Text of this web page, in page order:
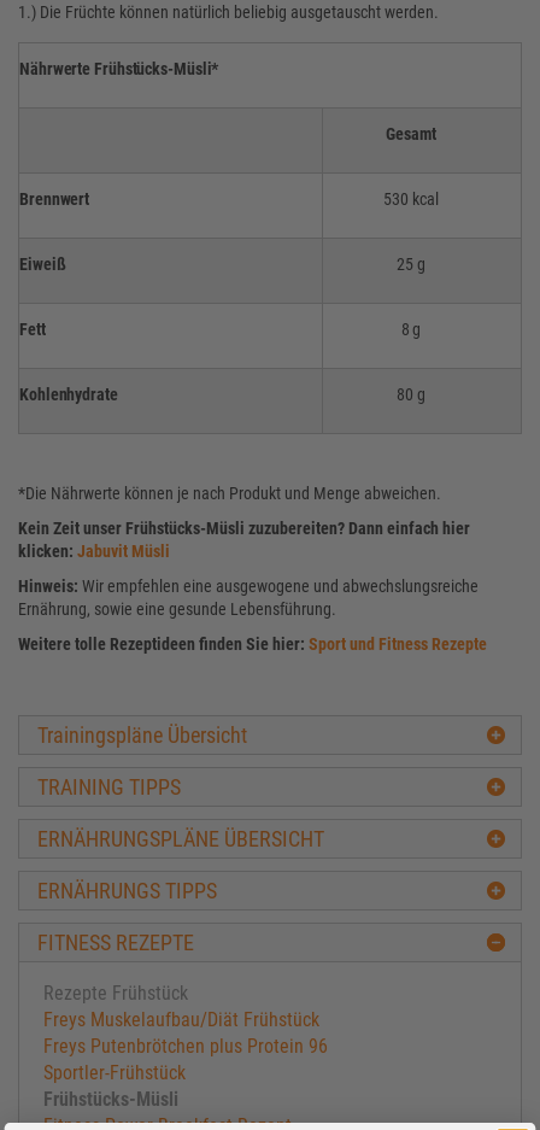
1.) Die Früchte können natürlich beliebig ausgetauscht werden.
Nährwerte Frühstücks-Müsli*
Gesamt
Brennwert 530 kcal
Eiweiß 25 g
Fett 8 g
Kohlenhydrate 80 g
*Die Nährwerte können je nach Produkt und Menge abweichen.
Kein Zeit unser Frühstücks-Müsli zuzubereiten? Dann einfach hier
klicken: Jabuvit Müsli
Hinweis: Wir empfehlen eine ausgewogene und abwechslungsreiche
Ernährung, sowie eine gesunde Lebensführung.
Weitere tolle Rezeptideen finden Sie hier: Sport und Fitness Rezepte
Trainingspläne Übersicht
TRAINING TIPPS
ERNÄHRUNGSPLÄNE ÜBERSICHT
ERNÄHRUNGS TIPPS
FITNESS REZEPTE
Rezepte Frühstück
Freys Muskelaufbau/Diät Frühstück
Freys Putenbrötchen plus Protein 96
Sportler-Frühstück
Frühstücks-Müsli